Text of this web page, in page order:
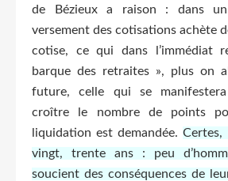
de Bézieux a raison : dans
versement des cotisations achète
cotise, ce qui dans l’immédiat
barque des retraites », plus on
future, celle qui se manifestera
croître le nombre de points
liquidation est demandée.Certes,
vingt, trente ans : peu
soucient des conséquences de